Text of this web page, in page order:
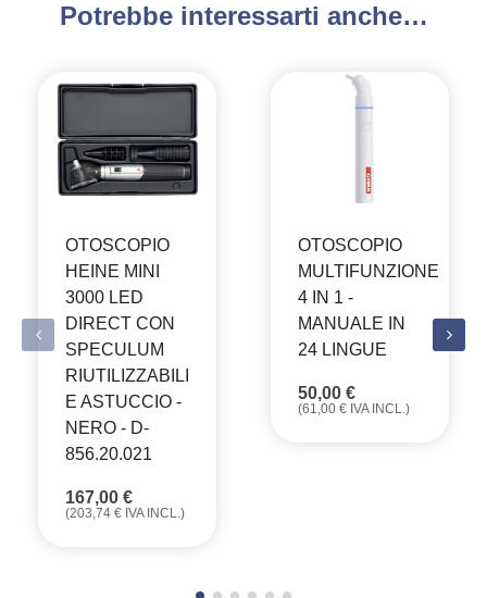
Potrebbe interessarti anche…
OTOSCOPIO
HEINE MINI
3000 LED
DIRECT CON
SPECULUM
RIUTILIZZABILI
E ASTUCCIO -
NERO - D-
856.20.021
167,00 €
(203,74 € IVA INCL.)
OTOSCOPIO
MULTIFUNZIONE
4 IN 1 -
MANUALE IN
24 LINGUE
50,00 €
(61,00 € IVA INCL.)